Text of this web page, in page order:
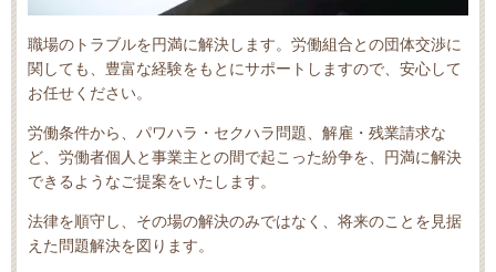
職場のトラブルを円満に解決します。労働組合との団体交渉に
関しても、豊富な経験をもとにサポートしますので、安心して
お任せください。
労働条件から、パワハラ・セクハラ問題、解雇・残業請求な
ど、労働者個人と事業主との間で起こった紛争を、円満に解決
できるようなご提案をいたします。
法律を順守し、その場の解決のみではなく、将来のことを見据
えた問題解決を図ります。